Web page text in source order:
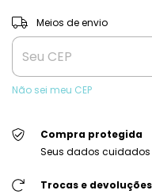
Entregas para o CEP:
Meios de envio
Não sei meu CEP
Compra protegida
Seus dados
Trocas e devoluções